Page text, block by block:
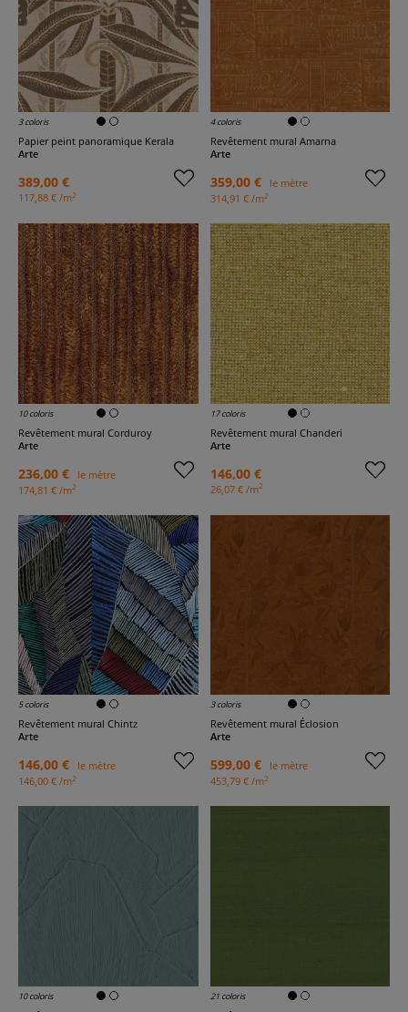
3 coloris
Papier peint panoramique Kerala
Arte
389,00 €
117,88 € /m2
4 coloris
Revêtement mural Amarna
Arte
359,00 €
le mètre
314,91 € /m2
10 coloris
Revêtement mural Corduroy
Arte
236,00 €
le mètre
174,81 € /m2
17 coloris
Revêtement mural Chanderi
Arte
146,00 €
26,07 € /m2
5 coloris
Revêtement mural Chintz
Arte
146,00 €
le mètre
146,00 € /m2
3 coloris
Revêtement mural Éclosion
Arte
599,00 €
le mètre
453,79 € /m2
10 coloris 21 coloris